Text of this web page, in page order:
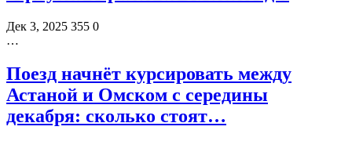
Дек 3, 2025 355 0
…
Поезд начнёт курсировать между
Астаной и Омском с середины
декабря: сколько стоят…